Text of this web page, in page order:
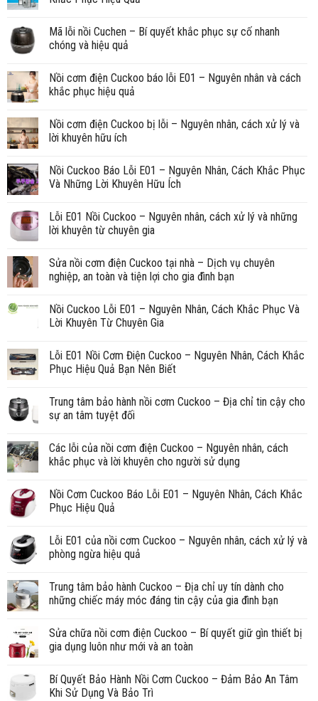
Mã lỗi nồi Cuchen – Bí quyết khắc phục sự cố nhanh
chóng và hiệu quả
Nồi cơm điện Cuckoo báo lỗi E01 – Nguyên nhân và cách
khắc phục hiệu quả
Nồi cơm điện Cuckoo bị lỗi – Nguyên nhân, cách xử lý và
lời khuyên hữu ích
Nồi Cuckoo Báo Lỗi E01 – Nguyên Nhân, Cách Khắc Phục
Và Những Lời Khuyên Hữu Ích
Lỗi E01 Nồi Cuckoo – Nguyên nhân, cách xử lý và những
lời khuyên từ chuyên gia
Sửa nồi cơm điện Cuckoo tại nhà – Dịch vụ chuyên
nghiệp, an toàn và tiện lợi cho gia đình bạn
Nồi Cuckoo Lỗi E01 – Nguyên Nhân, Cách Khắc Phục Và
Lời Khuyên Từ Chuyên Gia
Lỗi E01 Nồi Cơm Điện Cuckoo – Nguyên Nhân, Cách Khắc
Phục Hiệu Quả Bạn Nên Biết
Trung tâm bảo hành nồi cơm Cuckoo – Địa chỉ tin cậy cho
sự an tâm tuyệt đối
Các lỗi của nồi cơm điện Cuckoo – Nguyên nhân, cách
khắc phục và lời khuyên cho người sử dụng
Nồi Cơm Cuckoo Báo Lỗi E01 – Nguyên Nhân, Cách Khắc
Phục Hiệu Quả
Lỗi E01 của nồi cơm Cuckoo – Nguyên nhân, cách xử lý và
phòng ngừa hiệu quả
Trung tâm bảo hành Cuckoo – Địa chỉ uy tín dành cho
những chiếc máy móc đáng tin cậy của gia đình bạn
Sửa chữa nồi cơm điện Cuckoo – Bí quyết giữ gìn thiết bị
gia dụng luôn như mới và an toàn
Bí Quyết Bảo Hành Nồi Cơm Cuckoo – Đảm Bảo An Tâm
Khi Sử Dụng Và Bảo Trì